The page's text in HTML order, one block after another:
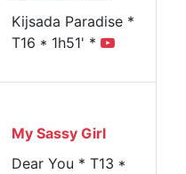
Kijsada Paradise *
T16 * 1h51' *
My Sassy Girl
Dear You * T13 *